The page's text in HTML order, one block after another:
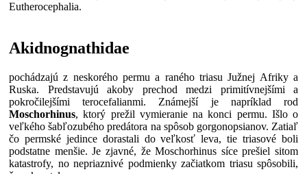
Eutherocephalia.
Akidnognathidae
pochádzajú z neskorého permu a raného triasu Južnej Afriky a
Ruska. Predstavujú akoby prechod medzi primitívnejšími a
pokročilejšími terocefalianmi. Známejší je napríklad rod
Moschorhinus, ktorý prežil vymieranie na konci permu. Išlo o
veľkého šabľozubého predátora na spôsob gorgonopsianov. Zatiaľ
čo permské jedince dorastali do veľkosť leva, tie triasové boli
podstatne menšie. Je zjavné, že Moschorhinus síce prešiel sitom
katastrofy, no nepriaznivé podmienky začiatkom triasu spôsobili,